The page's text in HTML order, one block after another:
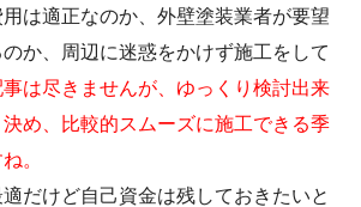
は適正なのか、外壁塗装業者が要望
か、周辺に迷惑をかけず施工をして
事は尽きませんが、ゆっくり検討出来
め、比較的スムーズに施工できる季
。
だけど自己資金は残しておきたいと